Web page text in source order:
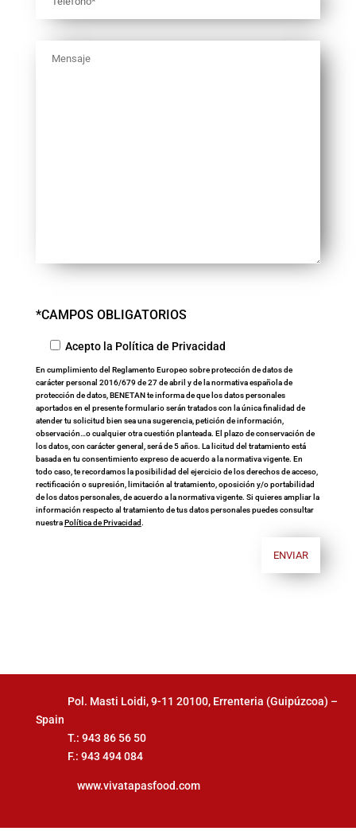
*CAMPOS OBLIGATORIOS
Acepto la Política de Privacidad
En cumplimiento del Reglamento Europeo sobre protección de datos de
carácter personal 2016/679 de 27 de abril y de la normativa española de
protección de datos, BENETAN te informa de que los datos personales
aportados en el presente formulario serán tratados con la única finalidad de
atender tu solicitud bien sea una sugerencia, petición de información,
observación…o cualquier otra cuestión planteada. El plazo de conservación de
los datos, con carácter general, será de 5 años. La licitud del tratamiento está
basada en tu consentimiento expreso de acuerdo a la normativa vigente. En
todo caso, te recordamos la posibilidad del ejercicio de los derechos de acceso,
rectificación o supresión, limitación al tratamiento, oposición y/o portabilidad
de los datos personales, de acuerdo a la normativa vigente. Si quieres ampliar la
información respecto al tratamiento de tus datos personales puedes consultar
nuestraPolítica de Privacidad .
Pol. Masti Loidi, 9-11 20100, Errenteria (Guipúzcoa) –
Spain
T.: 943 86 56 50
F.: 943 494 084
www.vivatapasfood.com